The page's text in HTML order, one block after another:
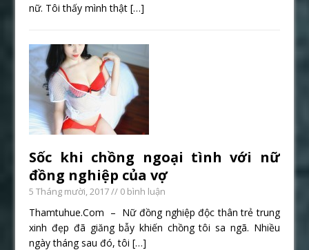
nữ. Tôi thấy mình thật[…]
Sốc khi chồng ngoại tình với nữ
đồng nghiệp của vợ
5 Tháng mười, 2017// 0 bình luận
Thamtuhue.Com – Nữ đồng nghiệp độc thân trẻ trung
xinh đẹp đã giăng bẫy khiến chồng tôi sa ngã. Nhiều
ngày tháng sau đó, tôi[…]